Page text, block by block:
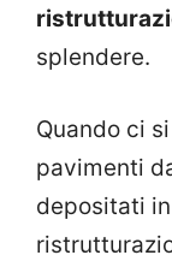
splendere.
Quando ci
pavimenti
depositati